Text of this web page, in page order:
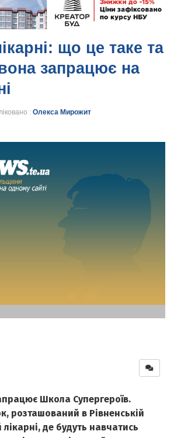
що це таке та
запрацює на
: Олекса Мирожит
Школа Супергероїв.
розташований в Рівненській
лікарні, де будуть навчатись